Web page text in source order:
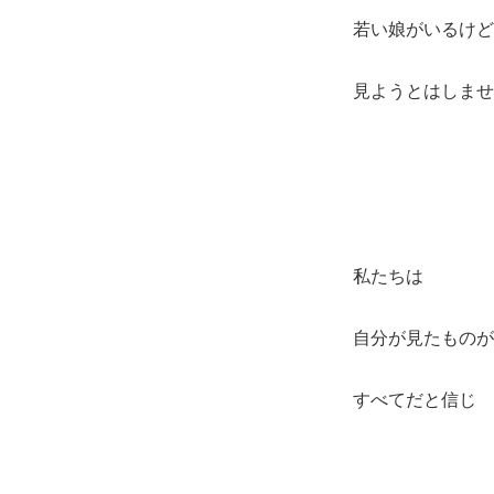
若い娘がいるけど
見ようとはしま
私たちは
自分が見たものが
すべてだと信じ